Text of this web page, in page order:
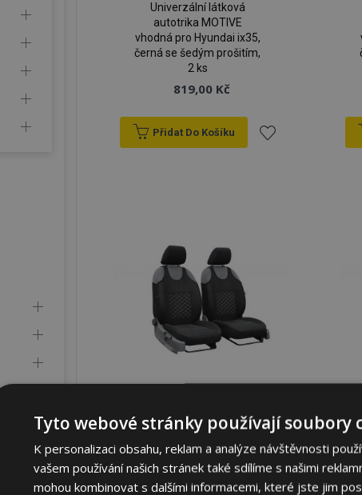
Univerzální látková
autotrika MOTIVE
vhodná pro Hyundai ix35,
černá se šedým prošitím,
2 ks
819,00 Kč
Přidat Do Košíku
autotrika MOTIVE
vhodná pro Hyundai i40,
černá se šedým prošitím,
2 ks
819,00 Kč
Tyto webové stránky používají soubory
K personalizaci obsahu, reklam a analýze návštěvnosti
vašem používání našich stránek také sdílíme s našimi
mohou kombinovat s dalšími informacemi, které jste jim